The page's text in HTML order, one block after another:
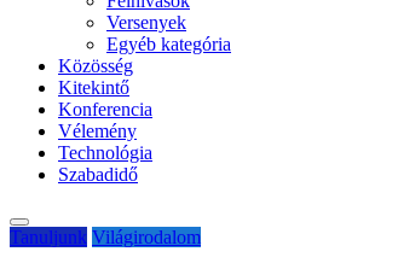
Versenyek
Egyéb kategória
Közösség
Kitekintő
Konferencia
Vélemény
Technológia
Szabadidő
Tanuljunk Világirodalom